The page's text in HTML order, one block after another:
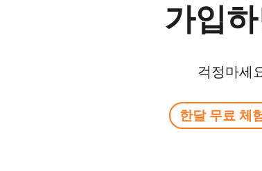
가입
걱정마세
한달 무료 체